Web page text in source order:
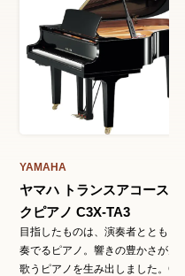
YAMAHA
ヤマハ トランスアコース
クピアノ C3X-TA3
目指したものは、演奏者とともに
奏でるピアノ。響きの豊かさが力
歌うピアノを生み出しました。